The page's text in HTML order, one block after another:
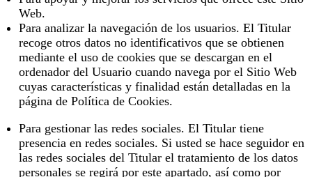
Web.
Para analizar la navegación de los usuarios. El Titular
recoge otros datos no identificativos que se obtienen
mediante el uso de cookies que se descargan en el
ordenador del Usuario cuando navega por el Sitio Web
cuyas características y finalidad están detalladas en la
página de Política de Cookies.
Para gestionar las redes sociales. El Titular tiene
presencia en redes sociales. Si usted se hace seguidor en
las redes sociales del Titular el tratamiento de los datos
personales se regirá por este apartado, así como por